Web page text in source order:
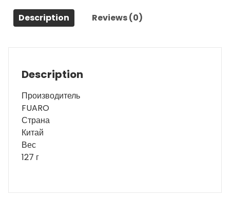
quantity
Description Reviews (0)
Description
Производитель
FUARO
Страна
Китай
Вес
127 г